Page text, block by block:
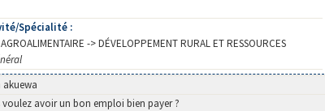
Spécialité :
-> DÉVELOPPEMENT RURAL ET RESSOURCES
akuewa
voulez avoir un bon emploi bien payer ?